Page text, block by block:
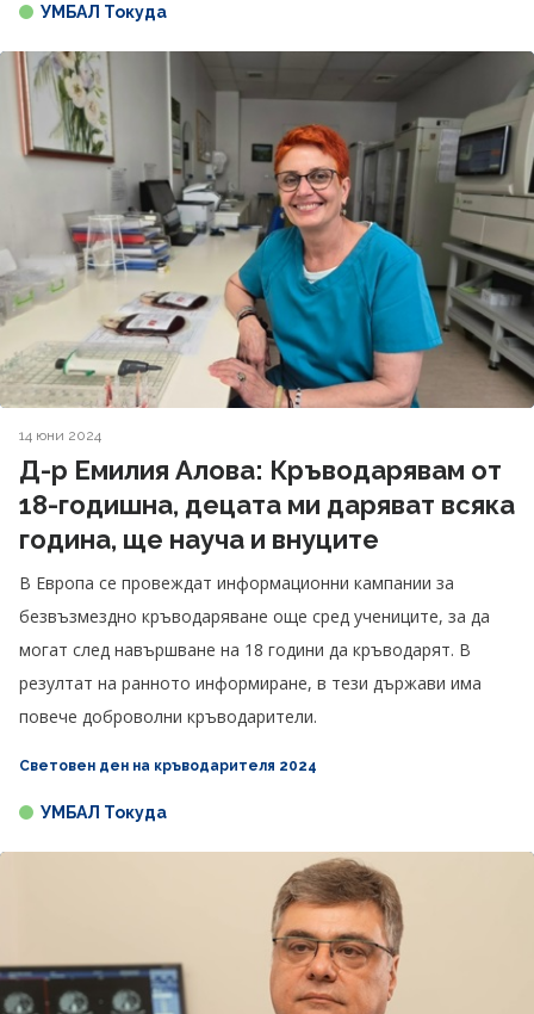
УМБАЛ Токуда
14 юни 2024
Д-р Емилия Алова: Кръводарявам от
18-годишна, децата ми даряват всяка
година, ще науча и внуците
В Европа се провеждат информационни кампании за
безвъзмездно кръводаряване още сред учениците, за да
могат след навършване на 18 години да кръводарят. В
резултат на ранното информиране, в тези държави има
повече доброволни кръводарители.
Световен ден на кръводарителя 2024
УМБАЛ Токуда